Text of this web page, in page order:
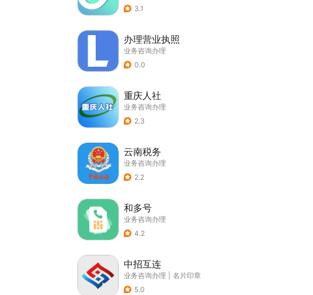
3.1
办理营业执照
业务咨询办理
0.0
重庆人社
业务咨询办理
2.3
云南税务
业务咨询办理
2.2
和多号
业务咨询办理
4.2
中招互连
业务咨询办理
名片印章
5.0